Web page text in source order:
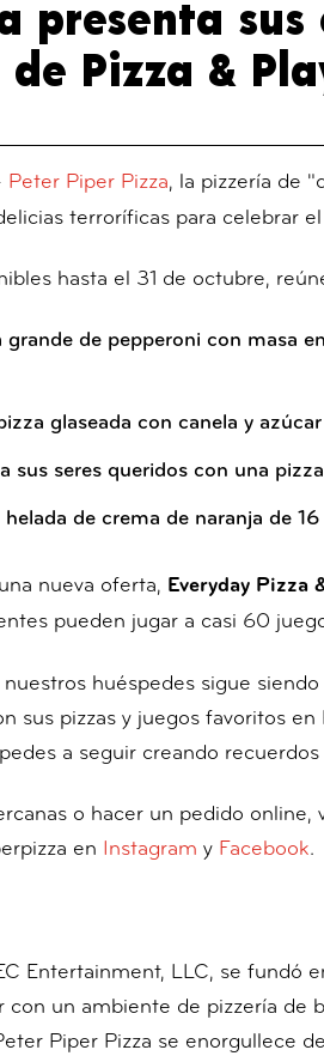
presenta
Pizza &
Peter Piper Pizza, la pizzería de
terroríficas para celebrar
hasta el 31 de octubre,
de pepperoni con masa
glaseada con canela y
sus seres queridos con una
de crema de naranja de
nueva oferta, Everyday Pizza
pueden jugar a casi 60
huéspedes sigue
sus pizzas y juegos favoritos
a seguir creando
o hacer un pedido online,
en Instagram y Facebook.
Entertainment, LLC, se fundó
un ambiente de pizzería de
Piper Pizza se